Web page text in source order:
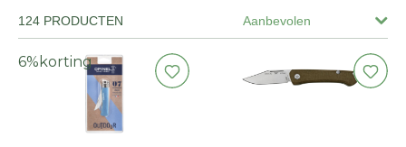
Aanbevolen
124 PRODUCTEN
6% korting